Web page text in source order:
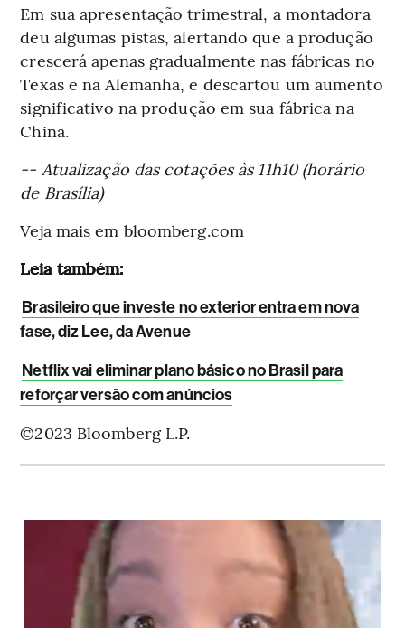
Em sua apresentação trimestral, a montadora
deu algumas pistas, alertando que a produção
crescerá apenas gradualmente nas fábricas no
Texas e na Alemanha, e descartou um aumento
significativo na produção em sua fábrica na
China.
-- Atualização das cotações às 11h10 (horário
de Brasília)
Veja mais em bloomberg.com
Leia também:
Brasileiro que investe no exterior entra em nova
fase, diz Lee, da Avenue
Netflix vai eliminar plano básico no Brasil para
reforçar versão com anúncios
©2023 Bloomberg L.P.